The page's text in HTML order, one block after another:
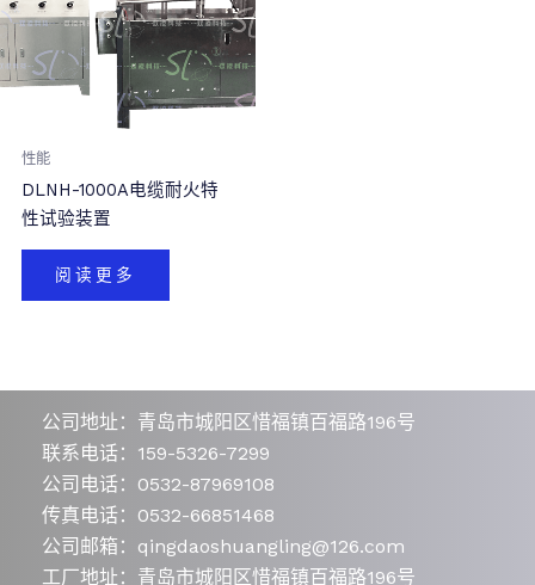
性能
DLNH-1000A电缆耐火特
性试验装置
阅读更多
公司地址：青岛市城阳区惜福镇百福路196号
联系电话：159-5326-7299
公司电话：0532-87969108
传真电话：0532-66851468
公司邮箱：qingdaoshuangling@126.com
工厂地址：青岛市城阳区惜福镇百福路196号